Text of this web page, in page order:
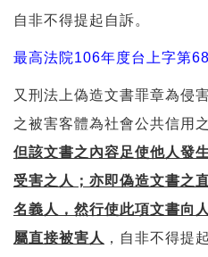
自非不得提起自訴。
最高法院106年度台上字第
又刑法上偽造文書罪章為侵
之被害客體為社會公共信用
但該文書之內容足使他人發
受害之人；亦即偽造文書之
名義人，然行使此項文書向
屬直接被害人 ，自非不得提